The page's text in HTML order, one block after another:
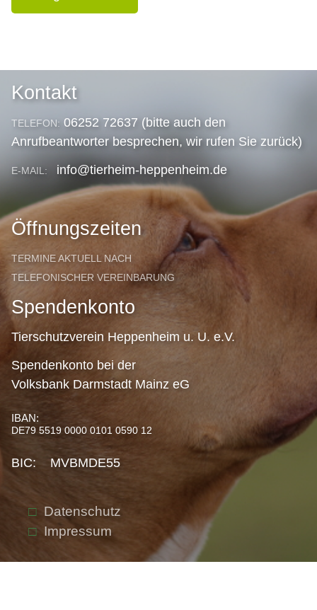
Kontakt
TELEFON: 06252 72637 (bitte auch den
Anrufbeantworter besprechen, wir rufen Sie zurück)
E-MAIL: info@tierheim-heppenheim.de
Öffnungszeiten
TERMINE AKTUELL NACH
TELEFONISCHER VEREINBARUNG
Spendenkonto
Tierschutzverein Heppenheim u. U. e.V.
Spendenkonto bei der
Volksbank Darmstadt Mainz eG
IBAN:
DE79 5519 0000 0101 0590 12
BIC: MVBMDE55
Datenschutz
Impressum